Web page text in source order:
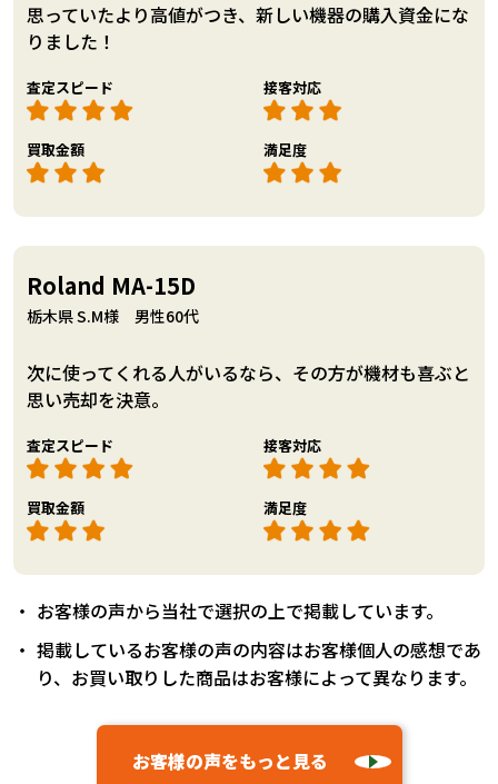
思っていたより高値がつき、新しい機器の購入資金にな
りました！
査定スピード 接客対応
買取金額 満足度
Roland MA-15D
栃木県 S.M様 男性60代
次に使ってくれる人がいるなら、その方が機材も喜ぶと
思い売却を決意。
査定スピード 接客対応
買取金額 満足度
お客様の声から当社で選択の上で掲載しています。
掲載しているお客様の声の内容はお客様個人の感想であ
り、お買い取りした商品はお客様によって異なります。
お客様の声をもっと見る